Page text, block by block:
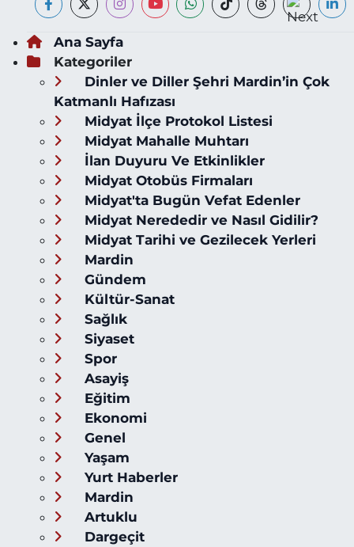
Ana Sayfa
Kategoriler
Dinler ve Diller Şehri Mardin’in Çok
Katmanlı Hafızası
Midyat İlçe Protokol Listesi
Midyat Mahalle Muhtarı
İlan Duyuru Ve Etkinlikler
Midyat Otobüs Firmaları
Midyat'ta Bugün Vefat Edenler
Midyat Nerededir ve Nasıl Gidilir?
Midyat Tarihi ve Gezilecek Yerleri
Mardin
Gündem
Kültür-Sanat
Sağlık
Siyaset
Spor
Asayiş
Eğitim
Ekonomi
Genel
Yaşam
Yurt Haberler
Mardin
Artuklu
Dargeçit